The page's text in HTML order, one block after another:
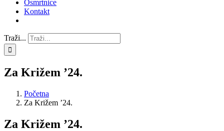
Osmrtnice
Kontakt
Traži...
Za Križem ’24.
Početna
Za Križem ’24.
Za Križem ’24.